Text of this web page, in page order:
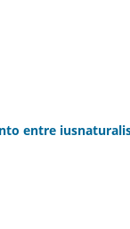
entre